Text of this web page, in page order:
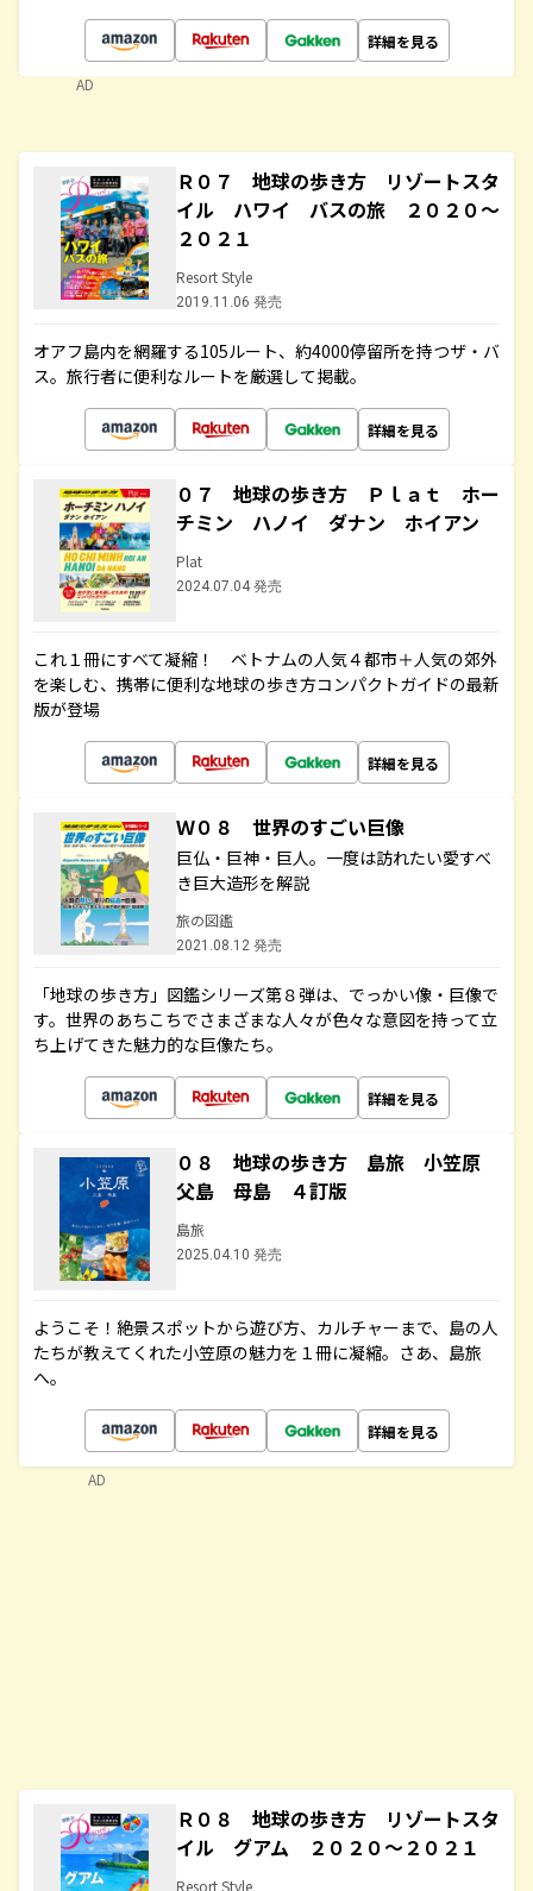
詳細を見る
AD
Ｒ０７ 地球の歩き方 リゾートスタ
イル ハワイ バスの旅 ２０２０～
２０２１
Resort Style
2019.11.06 発売
オアフ島内を網羅する105ルート、約4000停留所を持つザ・バ
ス。旅行者に便利なルートを厳選して掲載。
詳細を見る
０７ 地球の歩き方 Ｐｌａｔ ホー
チミン ハノイ ダナン ホイアン
Plat
2024.07.04 発売
これ１冊にすべて凝縮！ ベトナムの人気４都市＋人気の郊外
を楽しむ、携帯に便利な地球の歩き方コンパクトガイドの最新
版が登場
詳細を見る
Ｗ０８ 世界のすごい巨像
巨仏・巨神・巨人。一度は訪れたい愛すべ
き巨大造形を解説
旅の図鑑
2021.08.12 発売
「地球の歩き方」図鑑シリーズ第８弾は、でっかい像・巨像で
す。世界のあちこちでさまざまな人々が色々な意図を持って立
ち上げてきた魅力的な巨像たち。
詳細を見る
０８ 地球の歩き方 島旅 小笠原
父島 母島 ４訂版
島旅
2025.04.10 発売
ようこそ！絶景スポットから遊び方、カルチャーまで、島の人
たちが教えてくれた小笠原の魅力を１冊に凝縮。さあ、島旅
へ。
詳細を見る
Ｒ０８ 地球の歩き方 リゾートスタ
イル グアム ２０２０～２０２１
Resort Style
AD